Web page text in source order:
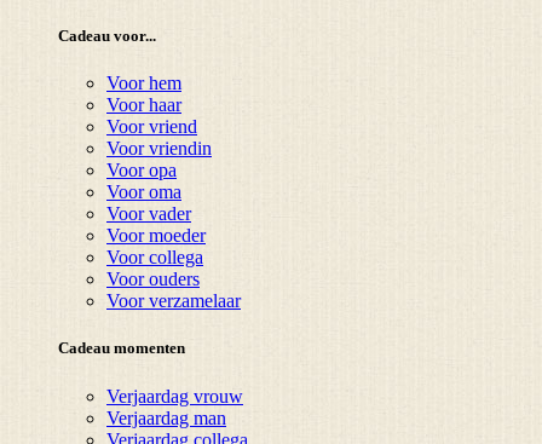
Cadeau voor...
Voor hem
Voor haar
Voor vriend
Voor vriendin
Voor opa
Voor oma
Voor vader
Voor moeder
Voor collega
Voor ouders
Voor verzamelaar
Cadeau momenten
Verjaardag vrouw
Verjaardag man
Verjaardag collega